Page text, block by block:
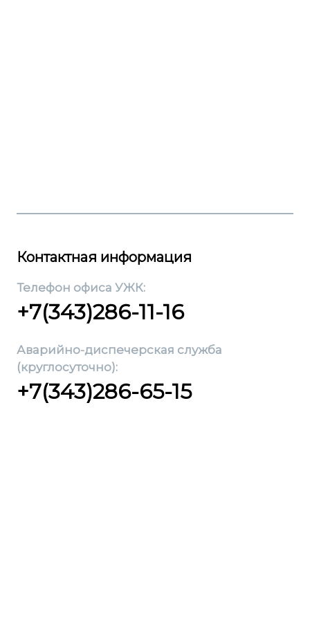
Контактная информация
Телефон офиса УЖК:
+7(343)286-11-16
Аварийно-диспечерская служба
(круглосуточно):
+7(343)286-65-15